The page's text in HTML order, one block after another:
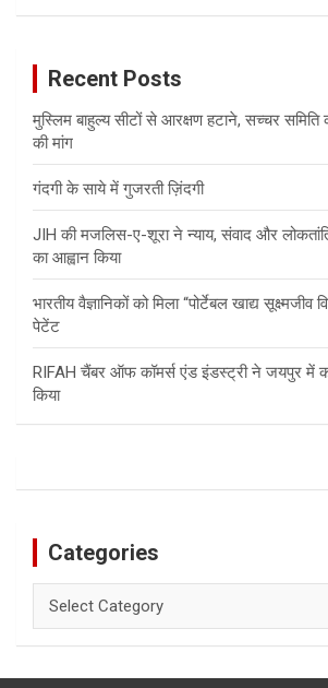
Recent Posts
मुस्लिम बाहुल्य सीटों से आरक्षण हटाने, सच्चर
की मांग
गंदगी के साये में गुजरती ज़िंदगी
JIH की मजलिस-ए-शूरा ने न्याय, संवाद और
का आह्वान किया
भारतीय वैज्ञानिकों को मिला “पोर्टेबल खाद्य सूक्ष्मजीव
पेटेंट
RIFAH चैंबर ऑफ कॉमर्स एंड इंडस्ट्री ने जयपुर में
किया
Categories